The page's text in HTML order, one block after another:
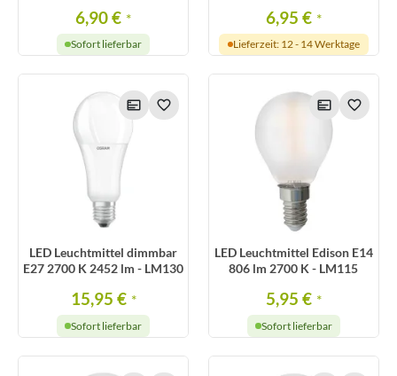
6,90 € *
Sofort lieferbar
6,95 € *
Lieferzeit: 12 - 14 Werktage
LED Leuchtmittel dimmbar
E27 2700 K 2452 lm - LM130
15,95 € *
Sofort lieferbar
LED Leuchtmittel Edison E14
806 lm 2700 K - LM115
5,95 € *
Sofort lieferbar